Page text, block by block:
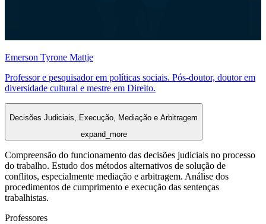
Emerson Tyrone Mattje
Professor e pesquisador em políticas sociais. Pós-doutor, doutor em
diversidade cultural e mestre em Direito.
Decisões Judiciais, Execução, Mediação e Arbitragem
expand_more
Compreensão do funcionamento das decisões judiciais no processo
do trabalho. Estudo dos métodos alternativos de solução de
conflitos, especialmente mediação e arbitragem. Análise dos
procedimentos de cumprimento e execução das sentenças
trabalhistas.
Professores